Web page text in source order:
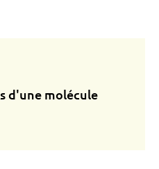
d'une molécule